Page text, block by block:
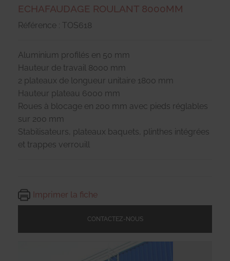
ECHAFAUDAGE ROULANT 8000MM
Référence : TOS618
Aluminium profilés en 50 mm
Hauteur de travail 8000 mm
2 plateaux de longueur unitaire 1800 mm
Hauteur plateau 6000 mm
Roues à blocage en 200 mm avec pieds réglables
sur 200 mm
Stabilisateurs, plateaux baquets, plinthes intégrées
et trappes verrouill
Imprimer la fiche
CONTACTEZ-NOUS